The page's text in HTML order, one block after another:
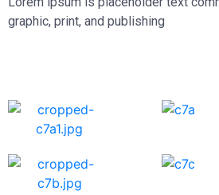
graphic, print, and publishing